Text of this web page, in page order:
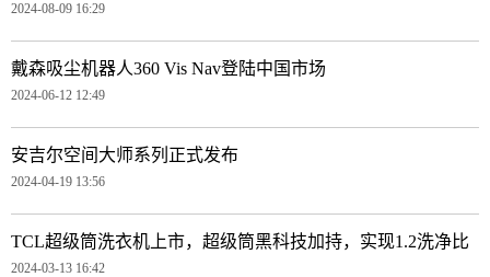
2024-08-09 16:29
戴森吸尘机器人360 Vis Nav登陆中国市场
2024-06-12 12:49
安吉尔空间大师系列正式发布
2024-04-19 13:56
TCL超级筒洗衣机上市，超级筒黑科技加持，实现1.2洗净比
2024-03-13 16:42